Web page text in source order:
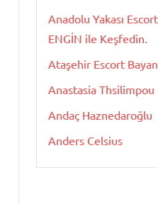
Anadolu Yakası
ENGİN ile Keşfedin.
Ataşehir Escort
Anastasia Thsilimpou
Andaç Haznedaroğlu
Anders Celsius